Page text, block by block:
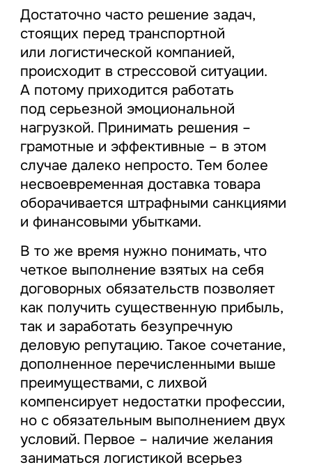
Достаточно часто решение задач,
стоящих перед транспортной
или логистической компанией,
происходит в стрессовой ситуации.
А потому приходится работать
под серьезной эмоциональной
нагрузкой. Принимать решения –
грамотные и эффективные – в этом
случае далеко непросто. Тем более
несвоевременная доставка товара
оборачивается штрафными санкциями
и финансовыми убытками.
В то же время нужно понимать, что
четкое выполнение взятых на себя
договорных обязательств позволяет
как получить существенную прибыль,
так и заработать безупречную
деловую репутацию. Такое сочетание,
дополненное перечисленными выше
преимуществами, с лихвой
компенсирует недостатки профессии,
но с обязательным выполнением двух
условий. Первое – наличие желания
заниматься логистикой всерьез